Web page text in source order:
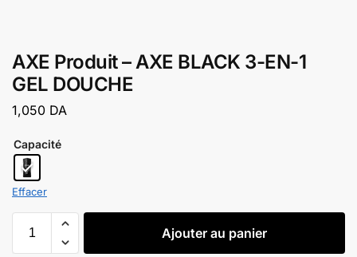
AXE Produit – AXE BLACK 3-EN-1
GEL DOUCHE
1,050 DA
Capacité
Effacer
Ajouter au panier